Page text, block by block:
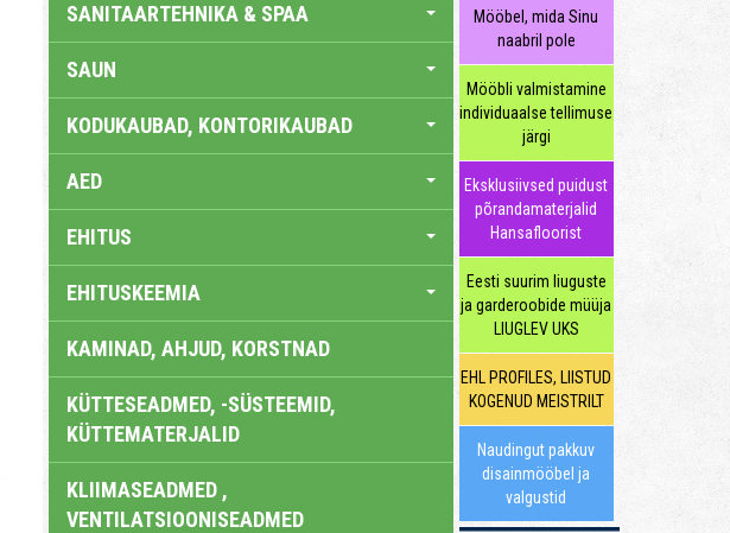
SANITAARTEHNIKA & SPAA
SAUN
KODUKAUBAD, KONTORIKAUBAD
AED
EHITUS
EHITUSKEEMIA
KAMINAD, AHJUD, KORSTNAD
KÜTTESEADMED, -SÜSTEEMID,
KÜTTEMATERJALID
KLIIMASEADMED ,
VENTILATSIOONISEADMED
Mööbel, mida Sinu
naabril pole
Mööbli valmistamine
individuaalse tellimuse
järgi
Eksklusiivsed puidust
põrandamaterjalid
Hansafloorist
Eesti suurim liuguste
ja garderoobide müüja
LIUGLEV UKS
EHL PROFILES, LIISTUD
KOGENUD MEISTRILT
Naudingut pakkuv
disainmööbel ja
valgustid